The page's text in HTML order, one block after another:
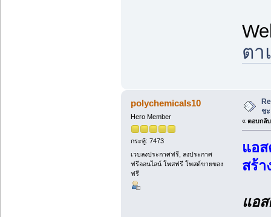
ตา
polychemicals10
Hero Member
กระทู้: 7473
เวบลงประกาศฟรี, ลงประกาศ
ฟรีออนไลน์ โพสฟรี โพสต์ขายของ
ฟรี
ช
« ตอบกลั
แอ
สร้า
แอ